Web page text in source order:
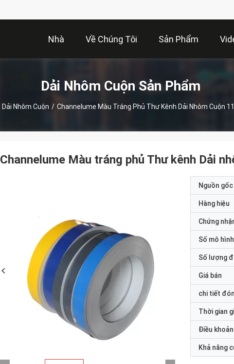
Nhà Về Chúng Tôi Sản Phẩm
Dải Nhôm Cuộn Sản Phẩm
Dải Nhôm Cuộn / Channelume Màu Tráng Phủ Thư Kênh Dải Nhôm Cuộn
Channelume Màu tráng phủ Thư kênh Dải
Nguồn gốc
Hàng hiệu
Chứng
Số mô hình
Số lượng
Giá bán
chi tiết
Thời gian
Điều
Khả năng